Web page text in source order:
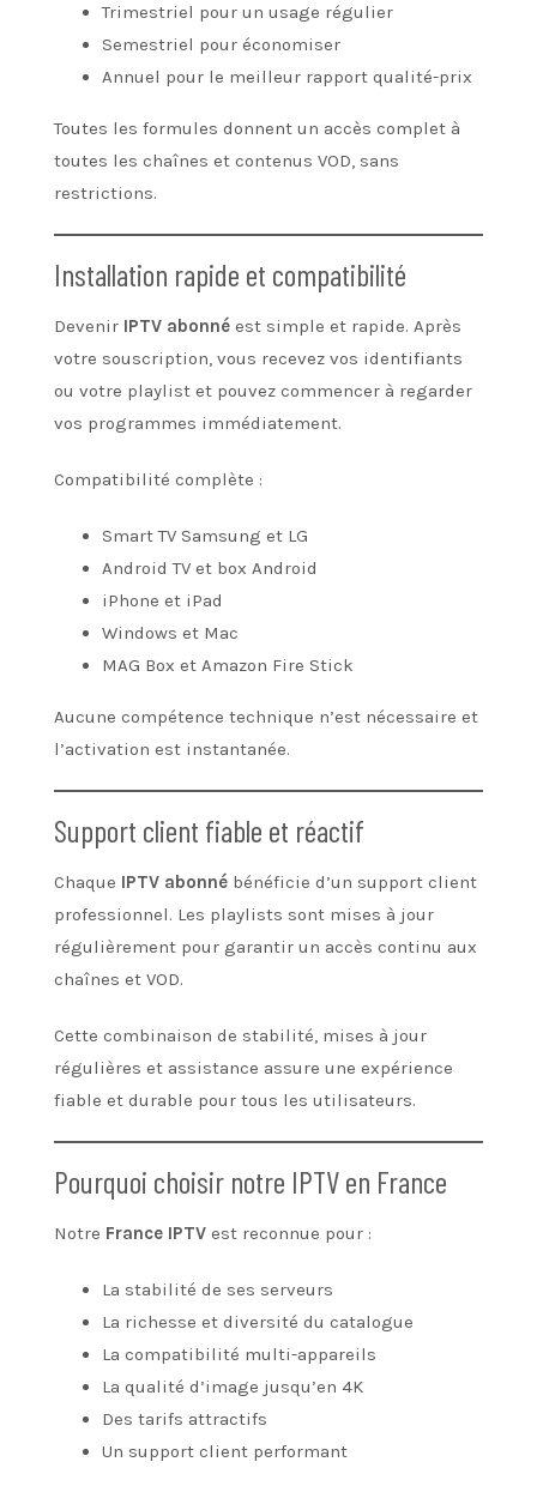
Trimestriel pour un usage régulier
Semestriel pour économiser
Annuel pour le meilleur rapport qualité-prix
Toutes les formules donnent un accès complet à
toutes les chaînes et contenus VOD, sans
restrictions.
Installation rapide et compatibilité
Devenir IPTV abonné est simple et rapide. Après
votre souscription, vous recevez vos identifiants
ou votre playlist et pouvez commencer à regarder
vos programmes immédiatement.
Compatibilité complète :
Smart TV Samsung et LG
Android TV et box Android
iPhone et iPad
Windows et Mac
MAG Box et Amazon Fire Stick
Aucune compétence technique n’est nécessaire et
l’activation est instantanée.
Support client fiable et réactif
Chaque IPTV abonné bénéficie d’un support client
professionnel. Les playlists sont mises à jour
régulièrement pour garantir un accès continu aux
chaînes et VOD.
Cette combinaison de stabilité, mises à jour
régulières et assistance assure une expérience
fiable et durable pour tous les utilisateurs.
Pourquoi choisir notre IPTV en France
Notre France IPTV est reconnue pour :
La stabilité de ses serveurs
La richesse et diversité du catalogue
La compatibilité multi-appareils
La qualité d’image jusqu’en 4K
Des tarifs attractifs
Un support client performant